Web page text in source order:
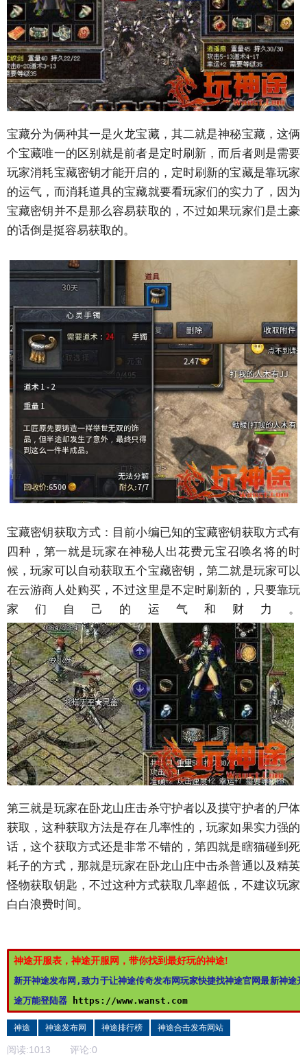
宝藏分为俩种其一是火龙宝藏，其二就是神秘宝藏，这俩
个宝藏唯一的区别就是前者是定时刷新，而后者则是需要
玩家消耗宝藏密钥才能开启的，定时刷新的宝藏是靠玩家
的运气，而消耗道具的宝藏就要看玩家们的实力了，因为
宝藏密钥并不是那么容易获取的，不过如果玩家们是土豪
的话倒是挺容易获取的。
宝藏密钥获取方式：目前小编已知的宝藏密钥获取方式有
四种，第一就是玩家在神秘人出花费元宝召唤名将的时
候，玩家可以自动获取五个宝藏密钥，第二就是玩家可以
在云游商人处购买，不过这里是不定时刷新的，只要靠玩
家们自己的运气和财力。
第三就是玩家在卧龙山庄击杀守护者以及摸守护者的尸体
获取，这种获取方法是存在几率性的，玩家如果实力强的
话，这个获取方式还是非常不错的，第四就是瞎猫碰到死
耗子的方式，那就是玩家在卧龙山庄中击杀普通以及精英
怪物获取钥匙，不过这种方式获取几率超低，不建议玩家
白白浪费时间。
神途开服表，神途开服网，带你找到最好玩的神途!
新开神途发布网,致力于让神途传奇发布网玩家快捷找神途官网最新神途
途万能登陆器
https://www.wanst.com
神途 神途发布网 神途排行榜 神途合击发布网站
阅读:1013 评论:0